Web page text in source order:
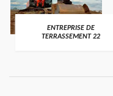
ENTREPRISE DE
TERRASSEMENT 22